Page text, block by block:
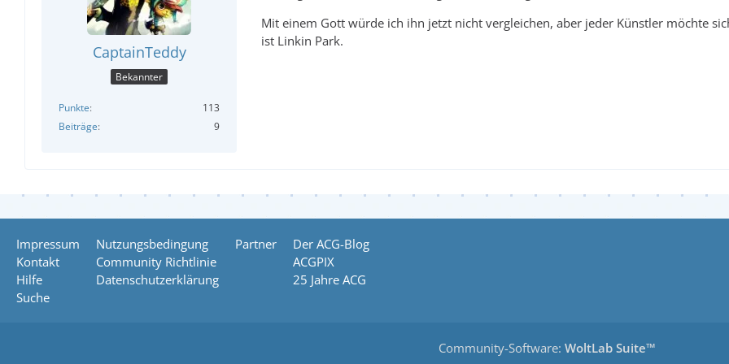
CaptainTeddy
Bekannter
Punkte
113
Beiträge
9
Mit einem Gott würde ich ihn jetzt nicht vergleichen, aber jeder Künstler möchte
ist Linkin Park.
Impressum
Kontakt
Hilfe
Suche
Nutzungsbedingung
Community Richtlinie
Datenschutzerklärung
Partner
Der ACG-Blog
ACGPIX
25 Jahre ACG
Community-Software: WoltLab Suite™